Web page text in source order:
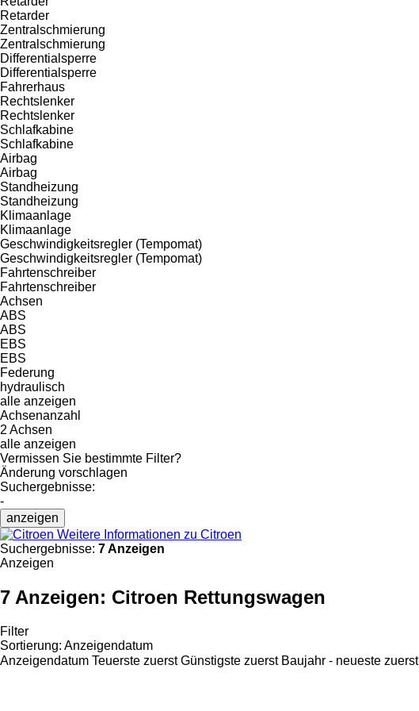
Retarder
Zentralschmierung
Zentralschmierung
Differentialsperre
Differentialsperre
Fahrerhaus
Rechtslenker
Rechtslenker
Schlafkabine
Schlafkabine
Airbag
Airbag
Standheizung
Standheizung
Klimaanlage
Klimaanlage
Geschwindigkeitsregler (Tempomat)
Geschwindigkeitsregler (Tempomat)
Fahrtenschreiber
Fahrtenschreiber
Achsen
ABS
ABS
EBS
EBS
Federung
hydraulisch
alle anzeigen
Achsenanzahl
2 Achsen
alle anzeigen
Vermissen Sie bestimmte Filter?
Änderung vorschlagen
Suchergebnisse:
-
anzeigen
Weitere Informationen zu Citroen
Suchergebnisse: 7 Anzeigen
Anzeigen
7 Anzeigen: Citroen Rettungswagen
Filter
Sortierung: Anzeigendatum
Anzeigendatum Teuerste zuerst Günstigste zuerst Baujahr - neueste zuerst